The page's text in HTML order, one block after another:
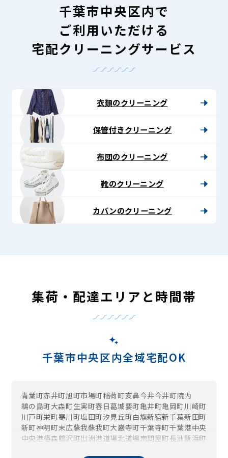
千葉市中央区内で
ご利用いただける
宅配クリーニングサービス
衣類のクリーニング
保管付きクリーニング
布団のクリーニング
靴のクリーニング
カバンのクリーニング
集荷・配達エリアと時間帯
千葉市中央区内全域宅配OK
青葉町赤井町旭町市場町稲荷町亥鼻今井今井町院内
鵜の島町大森町生実町春日葛城要町亀井町亀岡町川崎町
川戸町栄町寒川町塩田町汐見丘町白旗新宿新千葉新田町
新町神明町末広蘇我蘇我町大巌寺町千葉寺町千葉港中央
中央港椿森鶴沢町出洲港道場北道場南問屋町長洲新浜町